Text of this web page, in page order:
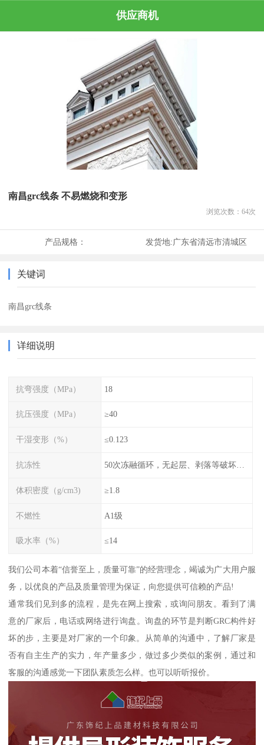
供应商机
南昌grc线条 不易燃烧和变形
浏览次数： 64次
产品规格： 发货地:广东省清远市清城区
关键词
南昌grc线条
详细说明
抗弯强度（MPa） 18
抗压强度（MPa） ≥40
干湿变形（%） ≤0.123
抗冻性 50次冻融循环，无起层、剥落等破坏现象
体积密度（g/cm3) ≥1.8
不燃性 A1级
吸水率（%） ≤14
我们公司本着“信誉至上，质量可靠”的经营理念，竭诚为广大用户服
务，以优良的产品及质量管理为保证，向您提供可信赖的产品!
通常我们见到多的流程，是先在网上搜索，或询问朋友。看到了满
意的厂家后，电话或网络进行询盘。询盘的环节是判断GRC构件好
坏的步，主要是对厂家的一个印象。从简单的沟通中，了解厂家是
否有自主生产的实力，年产量多少，做过多少类似的案例，通过和
客服的沟通感觉一下团队素质怎么样。也可以听听报价。